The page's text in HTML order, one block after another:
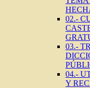
02.-
03.-
04.-
Y